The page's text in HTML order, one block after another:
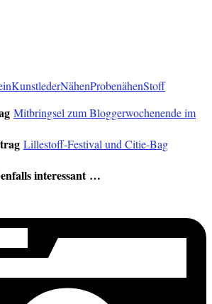
KunstlederNähenProbenähenStoff
Mitbringsel zum Bloggerwochenende im
Lillestoff-Festival und Citie-Bag
interessant …